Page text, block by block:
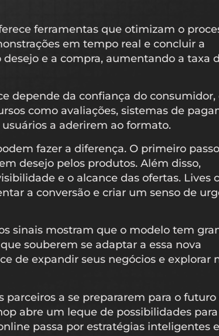
ferramentas que otimizam o
em tempo real e concluir a
e a compra, aumentando a taxa
depende da confiança do consumidor,
como avaliações, sistemas de
a aderirem ao formato.
fazer a diferença. O primeiro
desejo pelos produtos. Além disso,
e o alcance das ofertas. Lives
a conversão e criar um senso de
sinais mostram que o modelo tem
souberem se adaptar a essa nova
de expandir seus negócios e explorar
a se prepararem para o futuro
abre um leque de possibilidades para
passa por estratégias inteligentes